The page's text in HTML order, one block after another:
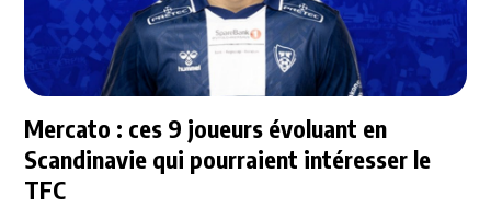
Mercato : ces 9 joueurs évoluant en
Scandinavie qui pourraient intéresser le
TFC